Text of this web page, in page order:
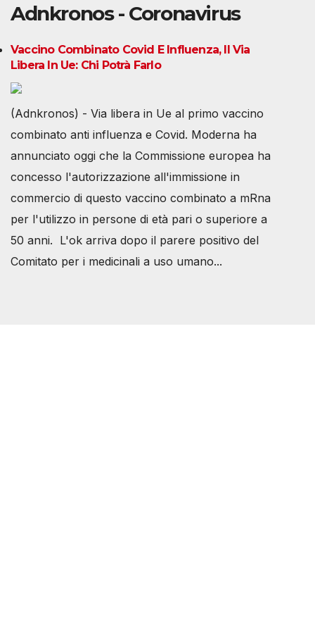
Adnkronos - Coronavirus
Vaccino Combinato Covid E Influenza, Il Via
Libera In Ue: Chi Potrà Farlo
(Adnkronos) - Via libera in Ue al primo vaccino
combinato anti influenza e Covid. Moderna ha
annunciato oggi che la Commissione europea ha
concesso l'autorizzazione all'immissione in
commercio di questo vaccino combinato a mRna
per l'utilizzo in persone di età pari o superiore a
50 anni. L'ok arriva dopo il parere positivo del
Comitato per i medicinali a uso umano...